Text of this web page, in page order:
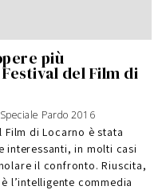
più
del Film di
Speciale Pardo 2016
Film di Locarno è stata
interessanti, in molti casi
il confronto. Riuscita,
l’intelligente commedia